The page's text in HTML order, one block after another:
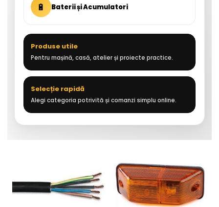
🔋 Baterii și Acumulatori
Produse utile
Pentru mașină, casă, atelier și proiecte practice.
Selecție rapidă
Alegi categoria potrivită și comanzi simplu online.